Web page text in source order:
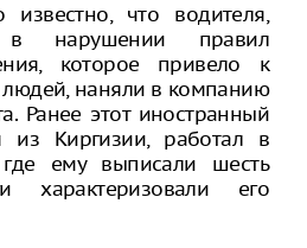
известно, что водителя,
в нарушении правил
которое привело к
людей, наняли в компанию
Ранее этот иностранный
из Киргизии, работал в
где ему выписали шесть
характеризовали его